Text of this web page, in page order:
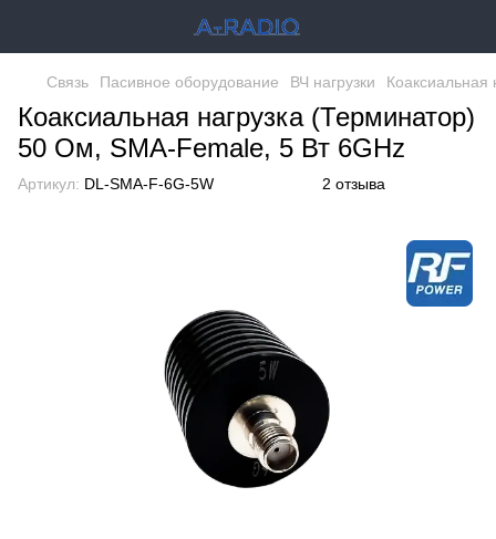
Связь Пасивное оборудование ВЧ нагрузки
Коаксиальная нагрузка (Терминатор)
50 Ом, SMA-Female, 5 Вт 6GHz
Артикул: DL-SMA-F-6G-5W 2 отзыва